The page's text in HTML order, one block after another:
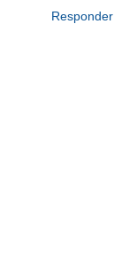
Responder